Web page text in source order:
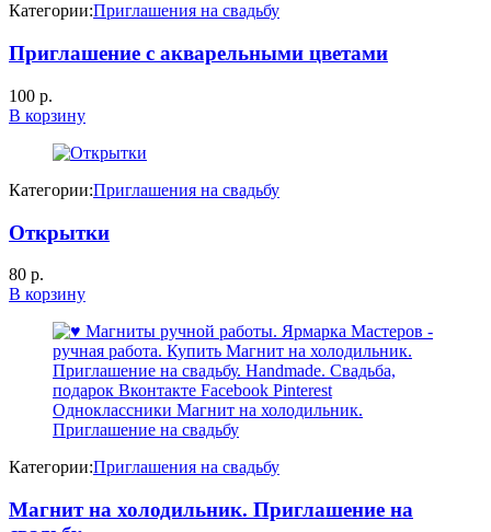
Категории:Приглашения на свадьбу
Приглашение с акварельными цветами
100 р.
В корзину
Категории:Приглашения на свадьбу
Открытки
80 р.
В корзину
Категории:Приглашения на свадьбу
Магнит на холодильник. Приглашение на